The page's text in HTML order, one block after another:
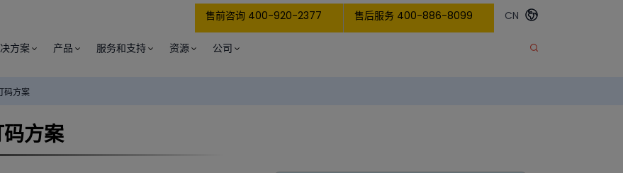
售前咨询 400-920-2377 售后服务 400-886-8099 CN
方案 产品 服务和支持 资源 公司
码方案
方案